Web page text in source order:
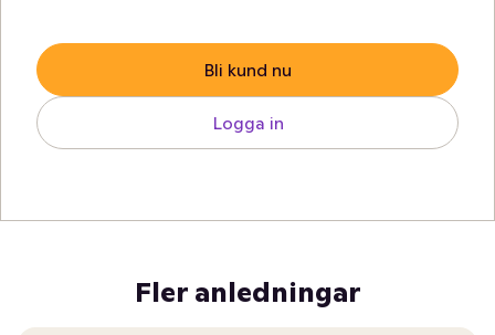
Bli kund nu
Logga in
Fler anledningar